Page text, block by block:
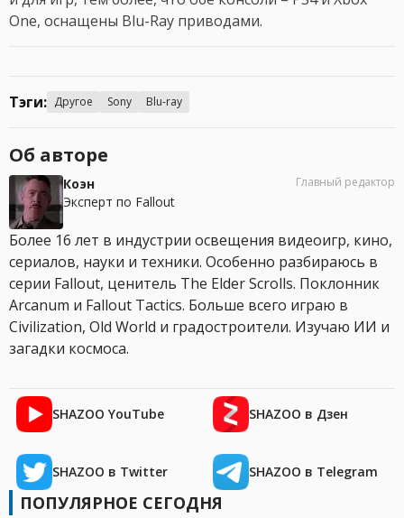
One, оснащены Blu-Ray приводами.
Тэги: Другое Sony Blu-ray
Об авторе
Коэн
Эксперт по Fallout
Главный редактор
Более 16 лет в индустрии освещения видеоигр, кино,
сериалов, науки и техники. Особенно разбираюсь в
серии Fallout, ценитель The Elder Scrolls. Поклонник
Arcanum и Fallout Tactics. Больше всего играю в
Civilization, Old World и градостроители. Изучаю ИИ и
загадки космоса.
SHAZOO YouTube SHAZOO в Дзен
SHAZOO в Twitter SHAZOO в Telegram
ПОПУЛЯРНОЕ СЕГОДНЯ